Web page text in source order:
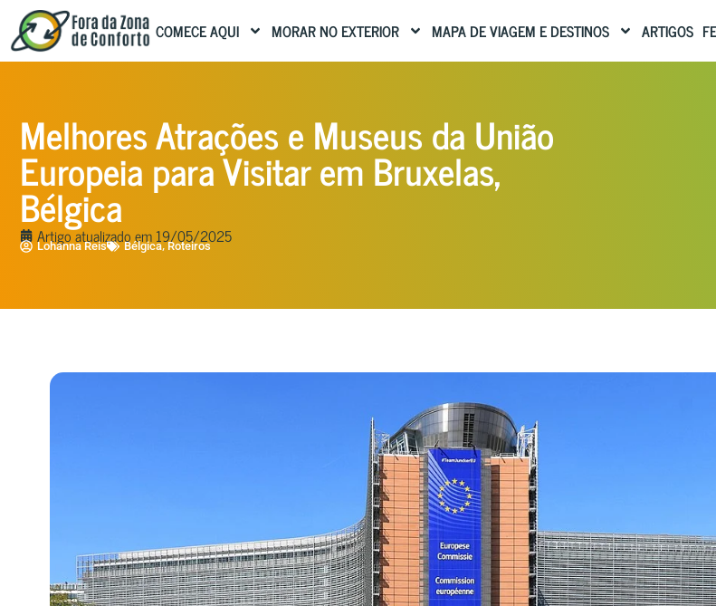
COMECE AQUI MORAR NO EXTERIOR MAPA DE VIAGEM E DESTINOS ARTIGOS
Melhores Atrações e Museus da União
Europeia para Visitar em Bruxelas,
Bélgica
Artigo atualizado em19/05/2025
Lohanna Reis Bélgica,Roteiros